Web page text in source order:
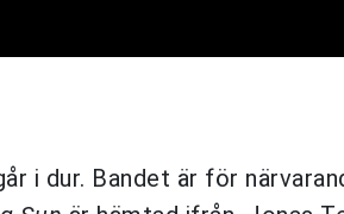
i dur. Bandet är för